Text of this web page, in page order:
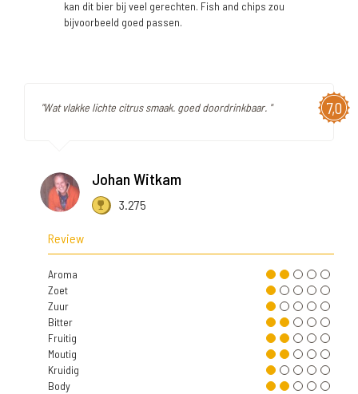
kan dit bier bij veel gerechten. Fish and chips zou
bijvoorbeeld goed passen.
7,0
"Wat vlakke lichte citrus smaak. goed doordrinkbaar. "
Johan Witkam
3.275
Review
Aroma
Zoet
Zuur
Bitter
Fruitig
Moutig
Kruidig
Body